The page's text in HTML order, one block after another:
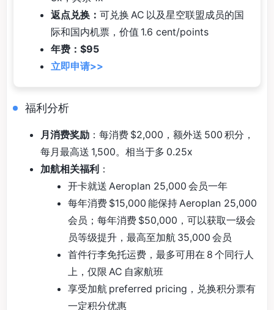
返点兑换： 可兑换 AC 以及星空联盟成员的国
际和国内机票，价值 1.6 cent/points
年费：$95
立即申请>>
福利分析
月消费奖励 ：每消费 $2,000，额外送 500 积分，
每月最高送 1,500。相当于多 0.25x
加航相关福利 ：
开卡就送 Aeroplan 25,000 会员一年
每年消费 $15,000 能保持 Aeroplan 25,000
会员；每年消费 $50,000，可以获取一级会
员等级提升，最高至加航 35,000 会员
首件行李免托运费，最多可用在 8 个同行人
上，仅限 AC 自家航班
享受加航 preferred pricing，兑换积分票有
一定积分优惠